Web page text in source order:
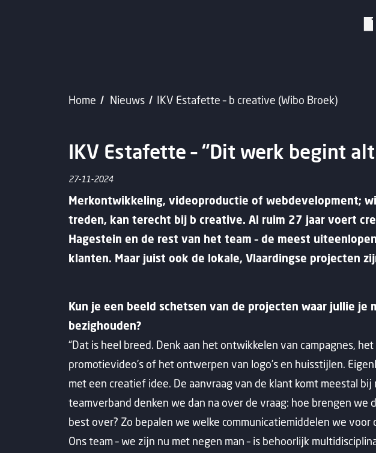
Home Nieuws IKV Estafette – b creative (Wibo Broek)
IKV Estafette – “Dit werk begint
27-11-2024
Merkontwikkeling, videoproductie of webdevelopment;
treden, kan terecht bij b creative. Al ruim 27 jaar voert
Hagestein en de rest van het team – de meest
klanten. Maar juist ook de lokale, Vlaardingse projecten
Kun je een beeld schetsen van de projecten waar jullie je
bezighouden?
“Dat is heel breed. Denk aan het ontwikkelen van campagnes, het
promotievideo’s of het ontwerpen van logo’s en huisstijlen.
met een creatief idee. De aanvraag van de klant komt meestal bij
teamverband denken we dan na over de vraag: hoe brengen we
best over? Zo bepalen we welke communicatiemiddelen we
Ons team – we zijn nu met negen man – is behoorlijk